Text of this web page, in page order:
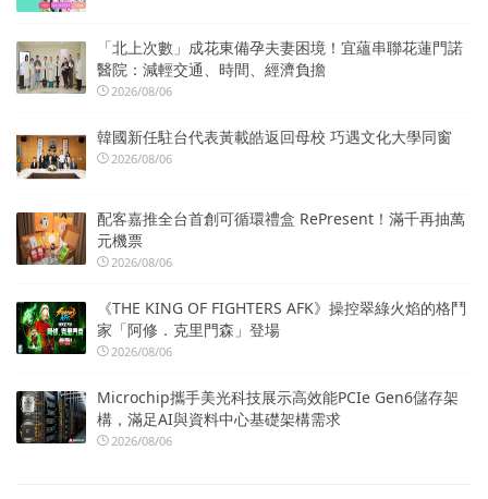
「北上次數」成花東備孕夫妻困境！宜蘊串聯花蓮門諾
醫院：減輕交通、時間、經濟負擔
2026/08/06
韓國新任駐台代表黃載皓返回母校 巧遇文化大學同窗
2026/08/06
配客嘉推全台首創可循環禮盒 RePresent！滿千再抽萬
元機票
2026/08/06
《THE KING OF FIGHTERS AFK》操控翠綠火焰的格鬥
家「阿修．克里門森」登場
2026/08/06
Microchip攜手美光科技展示高效能PCIe Gen6儲存架
構，滿足AI與資料中心基礎架構需求
2026/08/06